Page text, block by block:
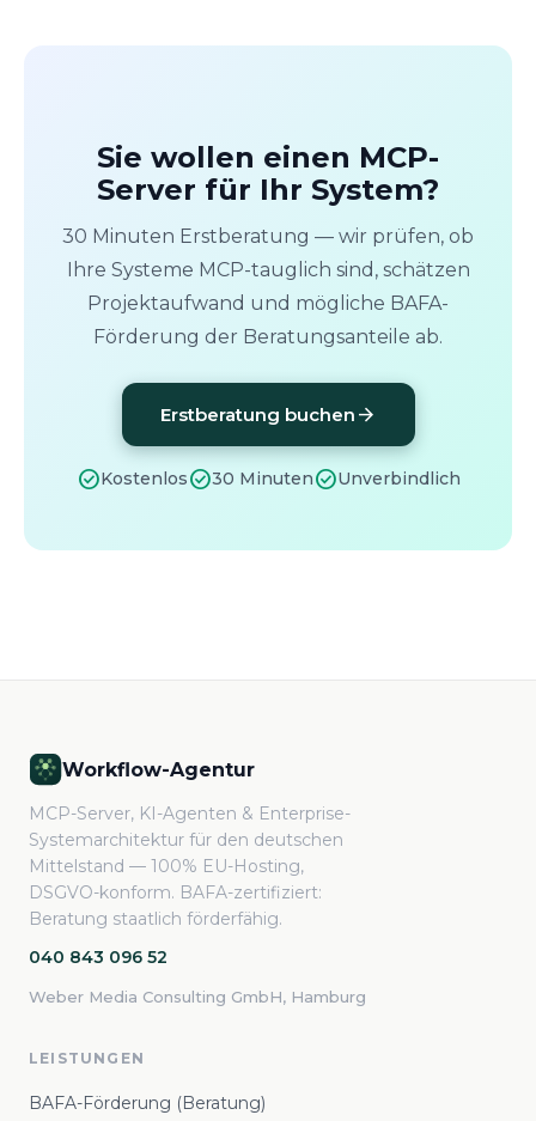
Sie wollen einen MCP-
Server für Ihr System?
30 Minuten Erstberatung — wir prüfen, ob
Ihre Systeme MCP-tauglich sind, schätzen
Projektaufwand und mögliche BAFA-
Förderung der Beratungsanteile ab.
Erstberatung buchen arrow_forward
check_circleKostenloscheck_circle30 Minutencheck_circleUnverbindlich
Workflow-Agentur
MCP-Server, KI-Agenten & Enterprise-
Systemarchitektur für den deutschen
Mittelstand — 100% EU-Hosting,
DSGVO-konform. BAFA-zertifiziert:
Beratung staatlich förderfähig.
040 843 096 52
Weber Media Consulting GmbH, Hamburg
LEISTUNGEN
BAFA-Förderung (Beratung)